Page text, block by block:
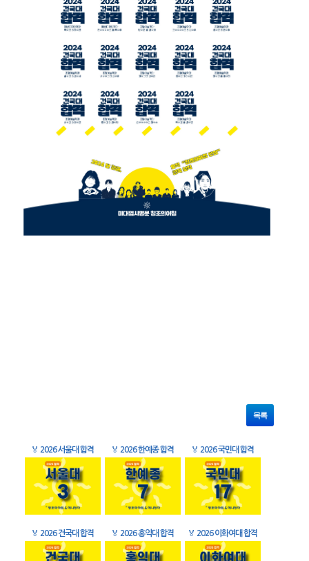
목록
🏅 2026 서울대 합격 🏅 2026 한예종 합격 🏅 2026 국민대 합격
🏅 2026 건국대 합격 🏅 2026 홍익대 합격 🏅 2026 이화여대 합격